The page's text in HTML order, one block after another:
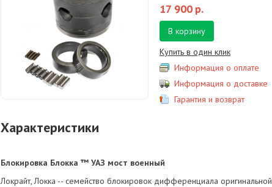
17 900 р.
В корзину
Купить в один клик
Информация о оплате
Информация о доставке
Гарантия и возврат
Характеристики
Блокировка Блокка ™ УАЗ мост военный
Локрайт, Локка -- семейство блокировок дифференциала оригинальной